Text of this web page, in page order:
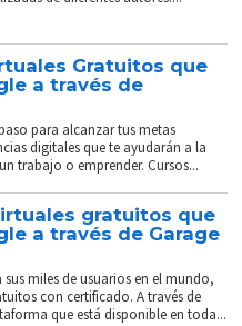
Gratuitos que
a través de
para alcanzar tus metas
digitales que te ayudarán a la
trabajo o emprender. Cursos...
gratuitos que
a través de Garage
miles de usuarios en el mundo,
con certificado. A través de
que está disponible en toda...